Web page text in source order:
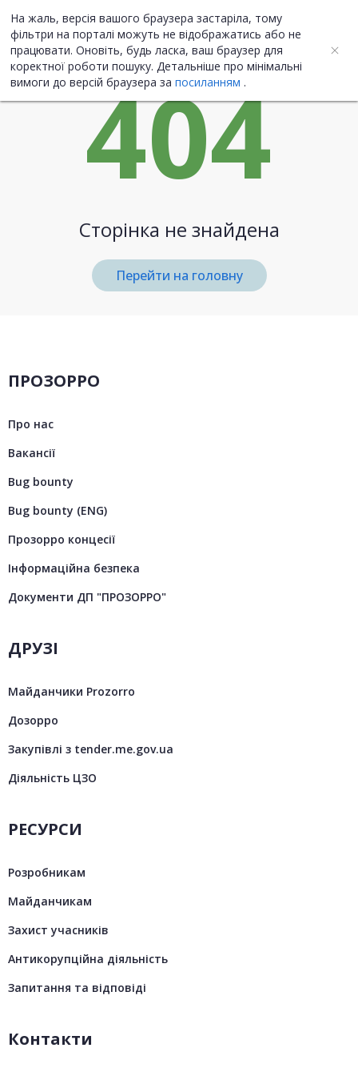
На жаль, версія вашого браузера застаріла, тому
фільтри на порталі можуть не відображатись або не
працювати. Оновіть, будь ласка, ваш браузер для
коректної роботи пошуку. Детальніше про мінімальні
вимоги до версій браузера за посиланням .
UA ENG
404
Сторінка не знайдена
Перейти на головну
ПРОЗОРРО
Про нас
Вакансії
Bug bounty
Bug bounty (ENG)
Прозорро концесії
Інформаційна безпека
Документи ДП "ПРОЗОРРО"
ДРУЗІ
Майданчики Prozorro
Дозорро
Закупівлі з tender.me.gov.ua
Діяльність ЦЗО
РЕСУРСИ
Розробникам
Майданчикам
Захист учасників
Антикорупційна діяльність
Запитання та відповіді
Контакти